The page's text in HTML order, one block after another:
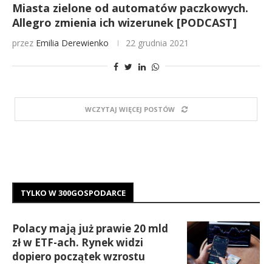
Miasta zielone od automatów paczkowych.
Allegro zmienia ich wizerunek [PODCAST]
przez Emilia Derewienko 22 grudnia 2021
WCZYTAJ WIĘCEJ POSTÓW
TYLKO W 300GOSPODARCE
Polacy mają już prawie 20 mld
zł w ETF-ach. Rynek widzi
dopiero początek wzrostu